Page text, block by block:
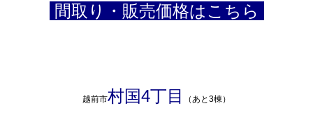
間取り・販売価格はこちら
越前市村国4丁目 （あと3棟）